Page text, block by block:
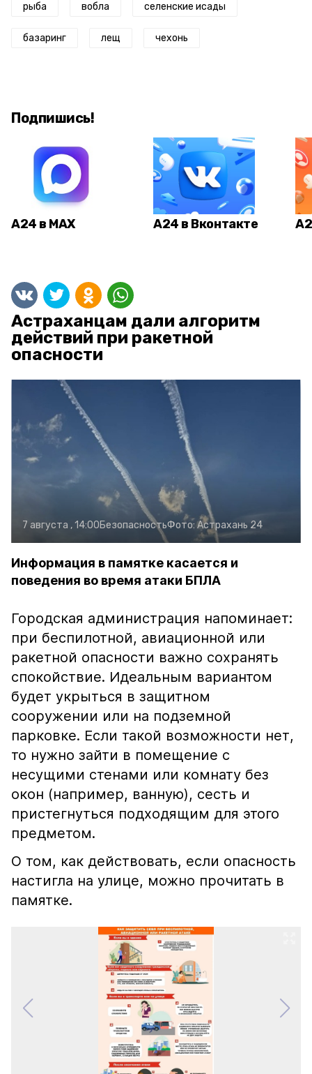
рыба вобла селенские исады
базаринг лещ чехонь
Подпишись!
А24 в MAX А24 в Вконтакте
Астраханцам дали алгоритм
действий при ракетной
опасности
7 августа , 14:00БезопасностьФото: Астрахань 24
Информация в памятке касается и
поведения во время атаки БПЛА
Городская администрация напоминает:
при беспилотной, авиационной или
ракетной опасности важно сохранять
спокойствие. Идеальным вариантом
будет укрыться в защитном
сооружении или на подземной
парковке. Если такой возможности нет,
то нужно зайти в помещение с
несущими стенами или комнату без
окон (например, ванную), сесть и
пристегнуться подходящим для этого
предметом.
О том, как действовать, если опасность
настигла на улице, можно прочитать в
памятке.